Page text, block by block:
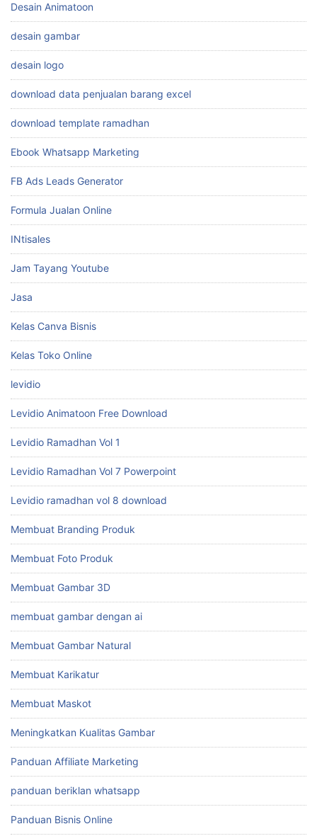
Desain Animatoon
desain gambar
desain logo
download data penjualan barang excel
download template ramadhan
Ebook Whatsapp Marketing
FB Ads Leads Generator
Formula Jualan Online
INtisales
Jam Tayang Youtube
Jasa
Kelas Canva Bisnis
Kelas Toko Online
levidio
Levidio Animatoon Free Download
Levidio Ramadhan Vol 1
Levidio Ramadhan Vol 7 Powerpoint
Levidio ramadhan vol 8 download
Membuat Branding Produk
Membuat Foto Produk
Membuat Gambar 3D
membuat gambar dengan ai
Membuat Gambar Natural
Membuat Karikatur
Membuat Maskot
Meningkatkan Kualitas Gambar
Panduan Affiliate Marketing
panduan beriklan whatsapp
Panduan Bisnis Online